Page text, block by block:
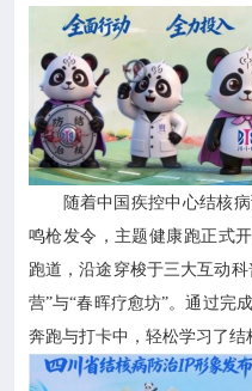
随着中国疾控中心结核
鸣枪发令，主题健康跑正式
跑道，沿途穿梭于三大互动
营”与“春晖疗愈坊”。通过完
奔跑与打卡中，轻松学习了结